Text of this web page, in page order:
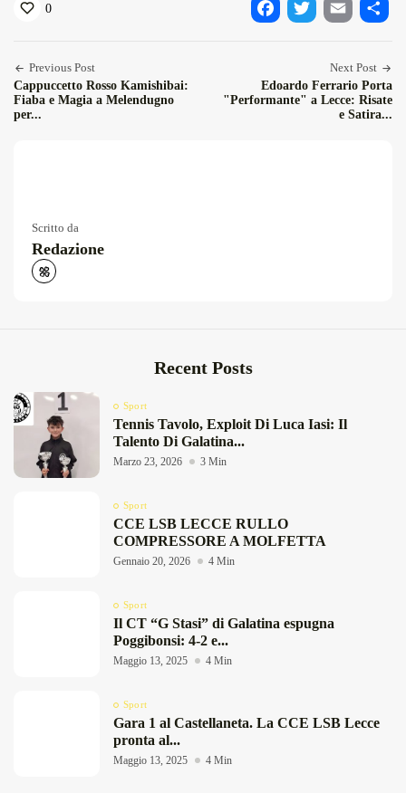
0
Previous Post
Cappuccetto Rosso Kamishibai:
Fiaba e Magia a Melendugno
per...
Next Post
Edoardo Ferrario Porta
"Performante" a Lecce: Risate
e Satira...
Scritto da
Redazione
Recent Posts
Sport
Tennis Tavolo, Exploit Di Luca Iasi: Il
Talento Di Galatina...
Marzo 23, 2026 3 Min
Sport
CCE LSB LECCE RULLO
COMPRESSORE A MOLFETTA
Gennaio 20, 2026 4 Min
Sport
Il CT “G Stasi” di Galatina espugna
Poggibonsi: 4-2 e...
Maggio 13, 2025 4 Min
Sport
Gara 1 al Castellaneta. La CCE LSB Lecce
pronta al...
Maggio 13, 2025 4 Min